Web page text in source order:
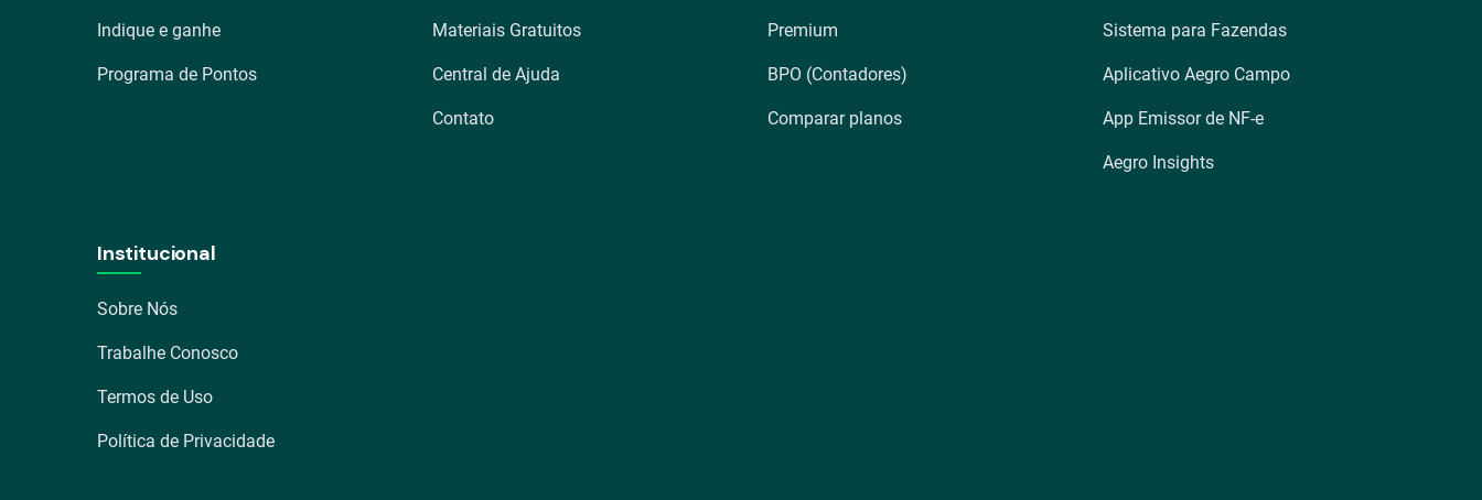
Indique e ganhe
Programa de Pontos
Materiais Gratuitos
Central de Ajuda
Contato
Premium
BPO (Contadores)
Comparar planos
Sistema para Fazendas
Aplicativo Aegro Campo
App Emissor de NF-e
Aegro Insights
Institucional
Sobre Nós
Trabalhe Conosco
Termos de Uso
Política de Privacidade